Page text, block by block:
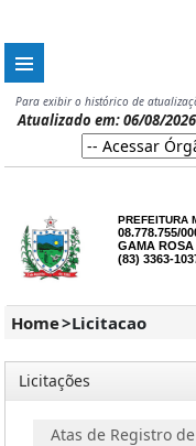
Para exibir o histórico de
Atualizado em: 06/08/
PREFEITURA
08.778.755/
GAMA
(83) 3363-
Home>Licitacao
Licitações
Atas de Registro